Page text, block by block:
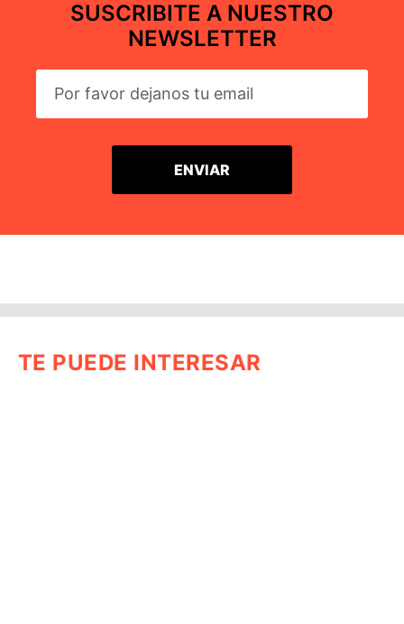
SUSCRIBITE A NUESTRO
NEWSLETTER
TE PUEDE INTERESAR